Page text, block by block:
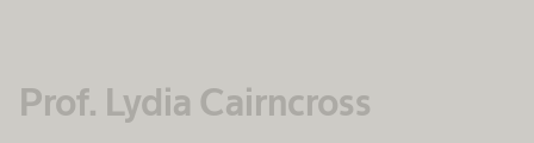
Aceptar
Prof. Lydia Cairncross